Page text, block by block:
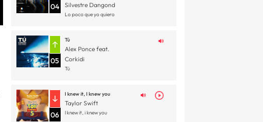
04
Silvestre Dangond
Lo poco que yo quiero
05
Tú
Alex Ponce feat.
Corkidi
Tú
06
I knew it, I knew you
Taylor Swift
I knew it, i knew you